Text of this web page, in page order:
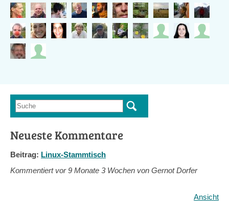
Suchformular
Suche
Neueste Kommentare
Beitrag: Linux-Stammtisch
Kommentiert vor9 Monate 3 Wochen von Gernot Dorfer
Ansicht